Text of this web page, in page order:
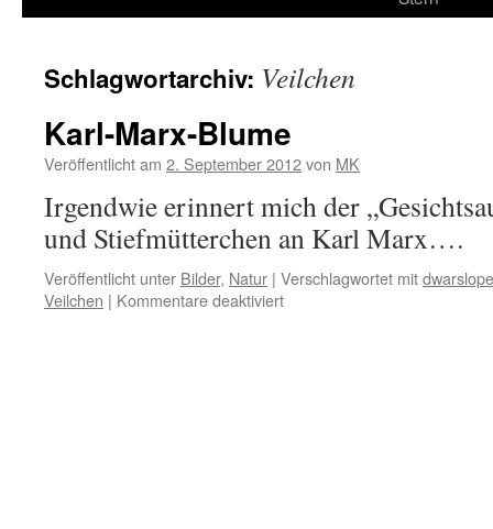
Schlagwortarchiv: Veilchen
Karl-Marx-Blume
Veröffentlicht am 2. September 2012von MK
Irgendwie erinnert mich der
und Stiefmütterchen an Karl Marx….
Veröffentlicht unter Bilder, Natur | Verschlagwortet mit
Veilchen | Kommentare deaktiviertfür